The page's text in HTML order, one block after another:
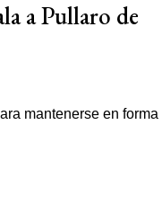
a Pullaro de